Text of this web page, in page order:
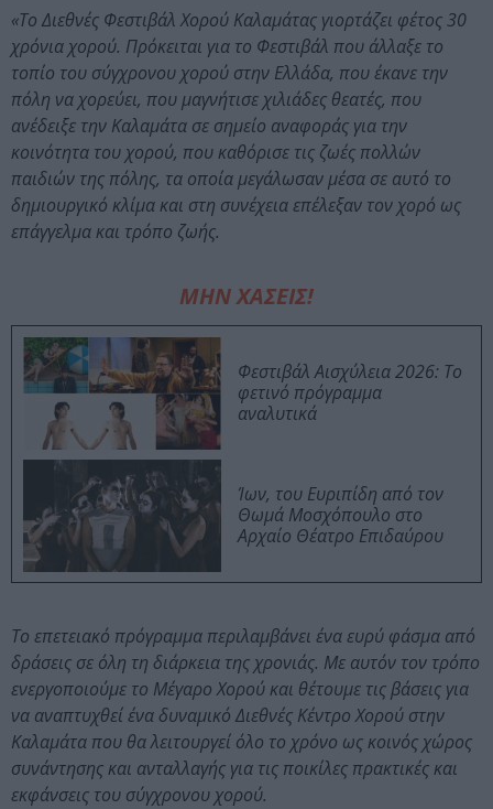
«Το Διεθνές Φεστιβάλ Χορού Καλαμάτας γιορτάζει φέτος 30
χρόνια χορού. Πρόκειται για το Φεστιβάλ που άλλαξε το
τοπίο του σύγχρονου χορού στην Ελλάδα, που έκανε την
πόλη να χορεύει, που μαγνήτισε χιλιάδες θεατές, που
ανέδειξε την Καλαμάτα σε σημείο αναφοράς για την
κοινότητα του χορού, που καθόρισε τις ζωές πολλών
παιδιών της πόλης, τα οποία μεγάλωσαν μέσα σε αυτό το
δημιουργικό κλίμα και στη συνέχεια επέλεξαν τον χορό ως
επάγγελμα και τρόπο ζωής.
ΜΗΝ ΧΑΣΕΙΣ!
Φεστιβάλ Αισχύλεια 2026: Το
φετινό πρόγραμμα
αναλυτικά
Ίων, του Ευριπίδη από τον
Θωμά Μοσχόπουλο στο
Αρχαίο Θέατρο Επιδαύρου
Το επετειακό πρόγραμμα περιλαμβάνει ένα ευρύ φάσμα από
δράσεις σε όλη τη διάρκεια της χρονιάς. Με αυτόν τον τρόπο
ενεργοποιούμε το Μέγαρο Χορού και θέτουμε τις βάσεις για
να αναπτυχθεί ένα δυναμικό Διεθνές Κέντρο Χορού στην
Καλαμάτα που θα λειτουργεί όλο το χρόνο ως κοινός χώρος
συνάντησης και ανταλλαγής για τις ποικίλες πρακτικές και
εκφάνσεις του σύγχρονου χορού.